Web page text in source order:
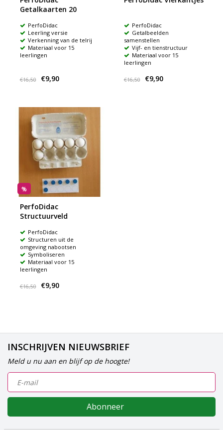
Getalkaarten 20
PerfoDidac
Leerling versie
Verkenning van de telrij
Materiaal voor 15
leerlingen
€16,50 €9,90
PerfoDidac
Getalbeelden
samenstellen
Vijf- en tienstructuur
Materiaal voor 15
leerlingen
€16,50 €9,90
%
PerfoDidac
Structuurveld
PerfoDidac
Structuren uit de
omgeving nabootsen
Symboliseren
Materiaal voor 15
leerlingen
€16,50 €9,90
INSCHRIJVEN NIEUWSBRIEF
Meld u nu aan en blijf op de hoogte!
Abonneer